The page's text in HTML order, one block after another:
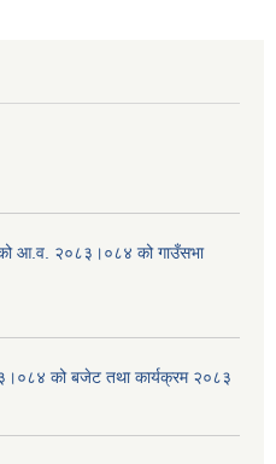
आ.व. २०८३।०८४ को गाउँसभा
को बजेट तथा कार्यक्रम २०८३